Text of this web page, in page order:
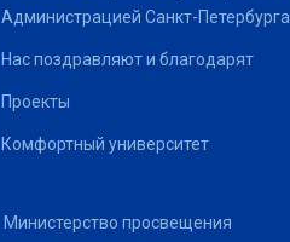
Администрацией Санкт-Петербурга
Нас поздравляют и благодарят
Проекты
Комфортный университет
Министерство просвещения